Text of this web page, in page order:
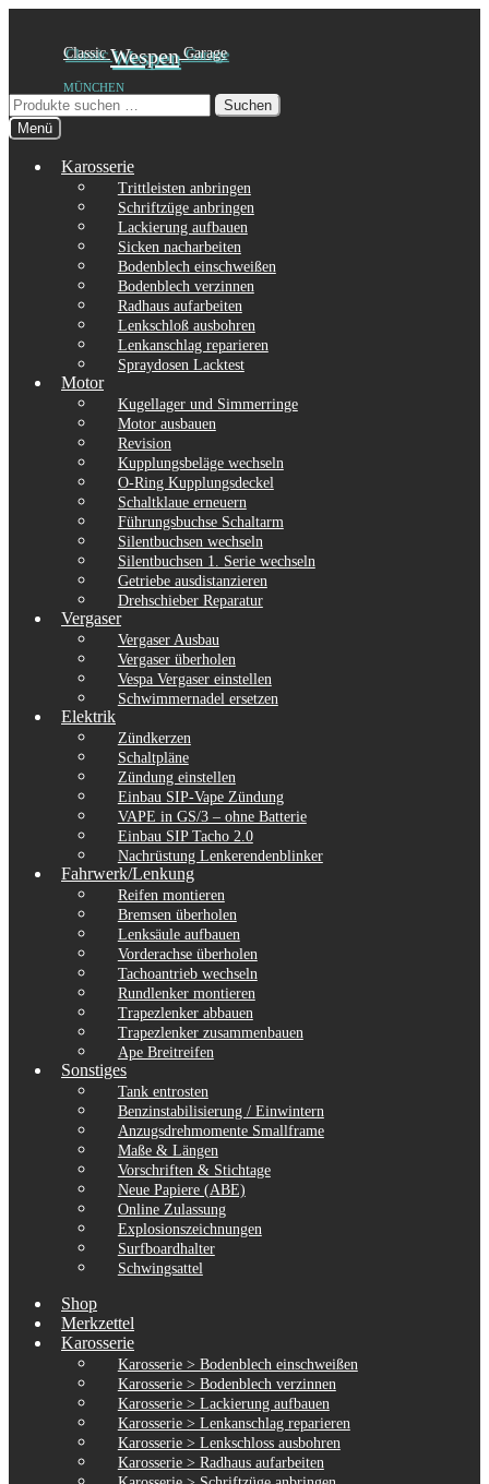
springen
springen
ClassicWespen Garage
MÜNCHEN
Suchen
nach:
Suchen
Menü
Karosserie
Trittleisten anbringen
Schriftzüge anbringen
Lackierung aufbauen
Sicken nacharbeiten
Bodenblech einschweißen
Bodenblech verzinnen
Radhaus aufarbeiten
Lenkschloß ausbohren
Lenkanschlag reparieren
Spraydosen Lacktest
Motor
Kugellager und Simmerringe
Motor ausbauen
Revision
Kupplungsbeläge wechseln
O-Ring Kupplungsdeckel
Schaltklaue erneuern
Führungsbuchse Schaltarm
Silentbuchsen wechseln
Silentbuchsen 1. Serie wechseln
Getriebe ausdistanzieren
Drehschieber Reparatur
Vergaser
Vergaser Ausbau
Vergaser überholen
Vespa Vergaser einstellen
Schwimmernadel ersetzen
Elektrik
Zündkerzen
Schaltpläne
Zündung einstellen
Einbau SIP-Vape Zündung
VAPE in GS/3 – ohne Batterie
Einbau SIP Tacho 2.0
Nachrüstung Lenkerendenblinker
Fahrwerk/Lenkung
Reifen montieren
Bremsen überholen
Lenksäule aufbauen
Vorderachse überholen
Tachoantrieb wechseln
Rundlenker montieren
Trapezlenker abbauen
Trapezlenker zusammenbauen
Ape Breitreifen
Sonstiges
Tank entrosten
Benzinstabilisierung / Einwintern
Anzugsdrehmomente Smallframe
Maße & Längen
Vorschriften & Stichtage
Neue Papiere (ABE)
Online Zulassung
Explosionszeichnungen
Surfboardhalter
Schwingsattel
Shop
Merkzettel
Karosserie
Karosserie > Bodenblech einschweißen
Karosserie > Bodenblech verzinnen
Karosserie > Lackierung aufbauen
Karosserie > Lenkanschlag reparieren
Karosserie > Lenkschloss ausbohren
Karosserie > Radhaus aufarbeiten